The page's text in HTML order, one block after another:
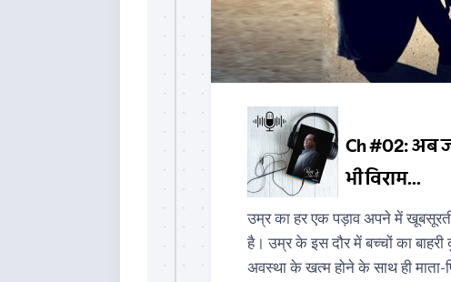
उम्र का हर एक पड़ाव अपने में खूबसूरती
है। उम्र के इस दौर में बच्चों का
अवस्था के खत्म होने के साथ ही